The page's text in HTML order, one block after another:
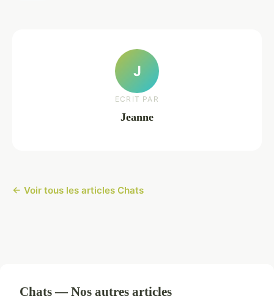
J
ECRIT PAR
Jeanne
← Voir tous les articles Chats
Chats — Nos autres articles